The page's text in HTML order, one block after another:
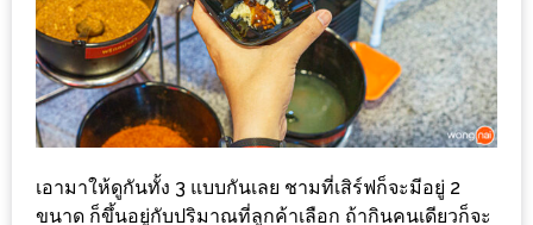
ชวน
หิว
ติดต่อ
น้า
เอามาให้ดูกันทั้ง 3 แบบกันเลย ชามที่เสิร์ฟก็จะมีอยู่ 2
ขนาด ก็ขึ้นอยู่กับปริมาณที่ลูกค้าเลือก ถ้ากินคนเดียวก็จะ